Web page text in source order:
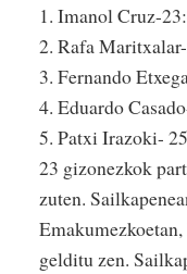
1. Imanol Cruz-
2. Rafa
3. Fernando
4. Eduardo
5. Patxi Irazoki-
23 gizonezkok
zuten.
gelditu zen.